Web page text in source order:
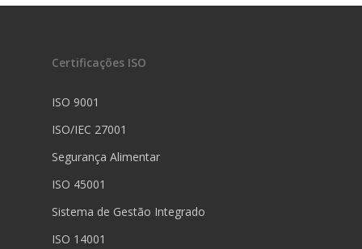
Certificações ISO
ISO 9001
ISO/IEC 27001
Segurança Alimentar
ISO 45001
Sistema de Gestão Integrado
ISO 14001